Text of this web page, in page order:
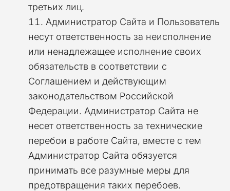
третьих лиц.
Администратор Сайта и Пользователь
несут ответственность за неисполнение
или ненадлежащее исполнение своих
обязательств в соответствии с
Соглашением и действующим
законодательством Российской
Федерации. Администратор Сайта не
несет ответственность за технические
перебои в работе Сайта, вместе с тем
Администратор Сайта обязуется
принимать все разумные меры для
предотвращения таких перебоев.